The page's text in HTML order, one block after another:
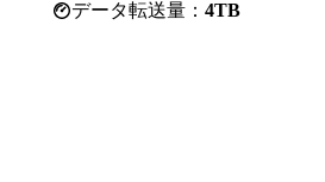
データ転送量： 4TB